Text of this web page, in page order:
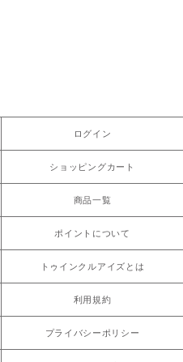
ログイン
ショッピングカート
商品一覧
ポイントについて
トゥインクルアイズとは
利用規約
プライバシーポリシー